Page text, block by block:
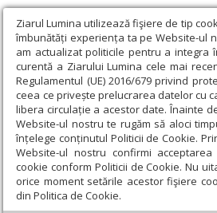
Ziarul Lumina utilizează fişiere de tip
îmbunătăți experiența ta pe Website-ul
am actualizat politicile pentru a integra
curentă a Ziarului Lumina cele mai
Regulamentul (UE) 2016/679 privind
ceea ce privește prelucrarea datelor cu
libera circulație a acestor date. Înainte
Website-ul nostru te rugăm să aloci
înțelege conținutul Politicii de Cookie.
Website-ul nostru confirmi
cookie conform Politicii de Cookie. Nu
orice moment setările acestor fişiere
din Politica de Cookie.
Ziarul Lumina › Actualitate religioasă ›
pentru biserica unei noi mănăstiri
Haina sfințeniei pentru
mănăstiri giurgiuvene